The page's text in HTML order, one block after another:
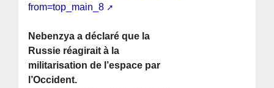
from=top_main_8
Nebenzya a déclaré que la
Russie réagirait à la
militarisation de l’espace par
l’Occident.